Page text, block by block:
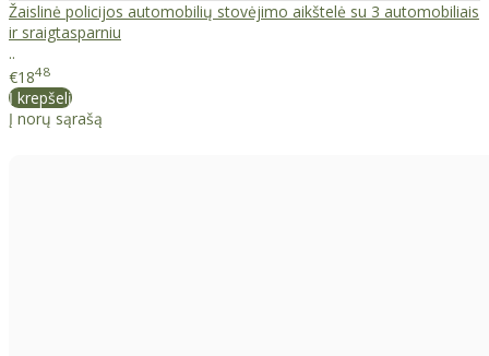
Žaislinė policijos automobilių stovėjimo aikštelė su 3 automobiliais
ir sraigtasparniu
..
€1848
Į krepšelį
Į norų sąrašą